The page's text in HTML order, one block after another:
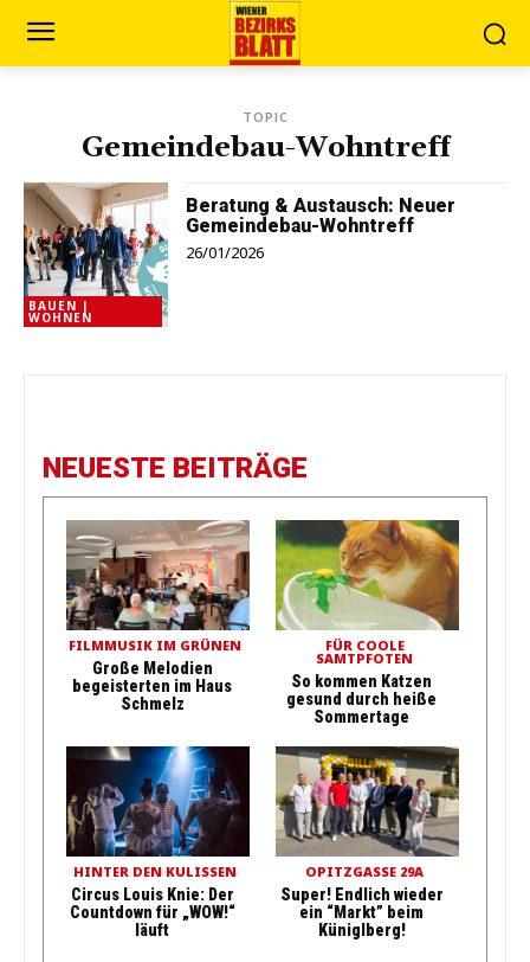
TOPIC
Gemeindebau-Wohntreff
BAUEN |
WOHNEN
Beratung & Austausch: Neuer
Gemeindebau-Wohntreff
26/01/2026
NEUESTE BEITRÄGE
FILMMUSIK IM GRÜNEN
Große Melodien
begeisterten im Haus
Schmelz
FÜR COOLE
SAMTPFOTEN
So kommen Katzen
gesund durch heiße
Sommertage
HINTER DEN KULISSEN
Circus Louis Knie: Der
Countdown für „WOW!“
läuft
OPITZGASSE 29A
Super! Endlich wieder
ein “Markt” beim
Küniglberg!